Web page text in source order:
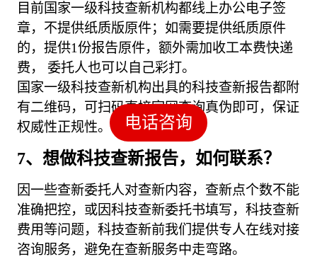
目前国家一级科技查新机构都线上办公电子签
章，不提供纸质版原件；如需要提供纸质原件
的，提供1份报告原件，额外需加收工本费快递
费， 委托人也可以自己彩打。
国家一级科技查新机构出具的科技查新报告都附
有二维码，可扫码直接官网查询真伪即可，保证
权威性正规性。
7、想做科技查新报告，如何联系？
因一些查新委托人对查新内容，查新点个数不能
准确把控，或因科技查新委托书填写，科技查新
费用等问题，科技查新前我们提供专人在线对接
咨询服务，避免在查新服务中走弯路。
电话咨询